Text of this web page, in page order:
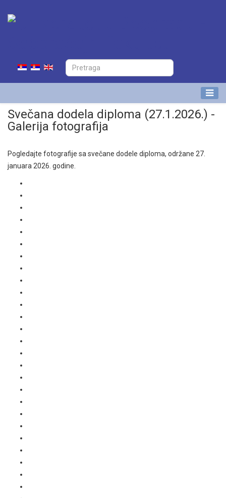
Svečana dodela diploma (27.1.2026.) -
Galerija fotografija
Pogledajte fotografije sa svečane dodele diploma, održane 27.
januara 2026. godine.